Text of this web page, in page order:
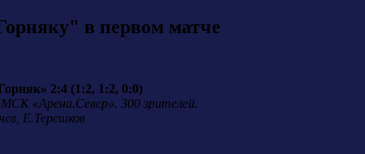
в первом матче
2:4 (1:2, 1:2, 0:0)
«Арена.Север». 300 зрителей.
Е.Терешков